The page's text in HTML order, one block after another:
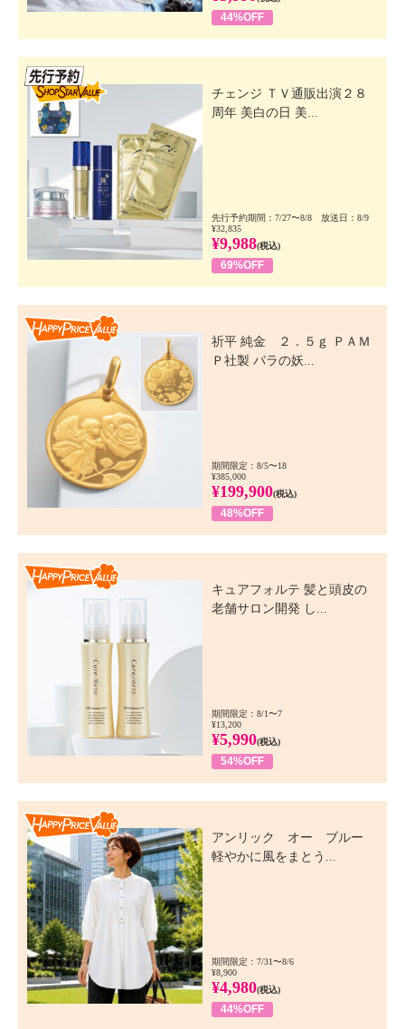
44%OFF
チェンジ ＴＶ通販出演２８
周年 美白の日 美...
先行予約期間：7/27〜8/8 放送日：8/9
¥32,835
¥9,988(税込)
69%OFF
祈平 純金 ２．５ｇ ＰＡＭ
Ｐ社製 バラの妖...
期間限定：8/5〜18
¥385,000
¥199,900(税込)
48%OFF
キュアフォルテ 髪と頭皮の
老舗サロン開発 し...
期間限定：8/1〜7
¥13,200
¥5,990(税込)
54%OFF
アンリック オー ブルー
軽やかに風をまとう...
期間限定：7/31〜8/6
¥8,900
¥4,980(税込)
44%OFF